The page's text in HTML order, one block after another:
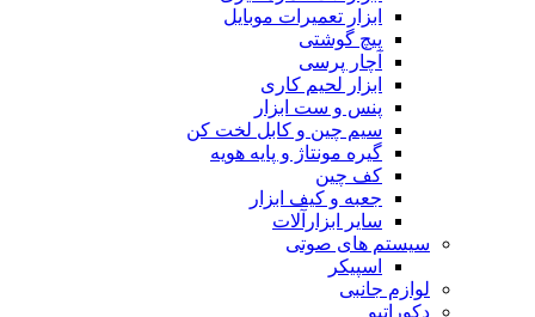
ابزار تعمیرات موبایل
پیچ گوشتی
آچار پرسی
ابزار لحیم کاری
پنس و ست ابزار
سیم چین و کابل لخت کن
گیره مونتاژ و پایه هویه
کف چین
جعبه و کیف ابزار
سایر ابزارآلات
سیستم های صوتی
اسپیکر
لوازم جانبی
دکوراتیو